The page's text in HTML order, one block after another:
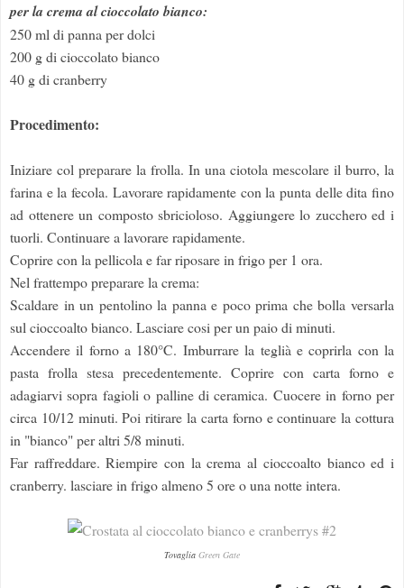
per la crema al cioccolato bianco:
250 ml di panna per dolci
200 g di cioccolato bianco
40 g di cranberry
Procedimento:
Iniziare col preparare la frolla. In una ciotola mescolare il burro, la
farina e la fecola. Lavorare rapidamente con la punta delle dita fino
ad ottenere un composto sbricioloso. Aggiungere lo zucchero ed i
tuorli. Continuare a lavorare rapidamente.
Coprire con la pellicola e far riposare in frigo per 1 ora.
Nel frattempo preparare la crema:
Scaldare in un pentolino la panna e poco prima che bolla versarla
sul cioccoalto bianco. Lasciare cosi per un paio di minuti.
Accendere il forno a 180°C. Imburrare la teglià e coprirla con la
pasta frolla stesa precedentemente. Coprire con carta forno e
adagiarvi sopra fagioli o palline di ceramica. Cuocere in forno per
circa 10/12 minuti. Poi ritirare la carta forno e continuare la cottura
in "bianco" per altri 5/8 minuti.
Far raffreddare. Riempire con la crema al cioccoalto bianco ed i
cranberry. lasciare in frigo almeno 5 ore o una notte intera.
Tovaglia Green Gate